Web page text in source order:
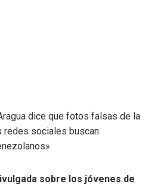
dice que fotos falsas de la
redes sociales buscan
sobre los jóvenes de